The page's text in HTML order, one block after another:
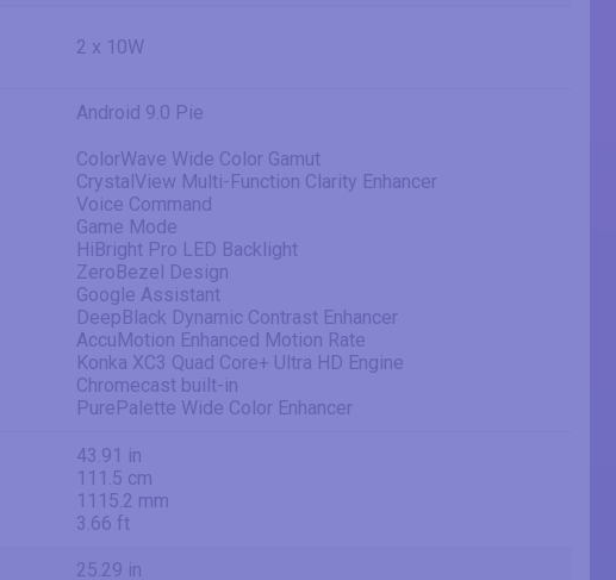
2 x 10W
Android 9.0 Pie
ColorWave Wide Color Gamut
CrystalView Multi-Function Clarity Enhancer
Voice Command
Game Mode
HiBright Pro LED Backlight
ZeroBezel Design
Google Assistant
DeepBlack Dynamic Contrast Enhancer
AccuMotion Enhanced Motion Rate
Konka XC3 Quad Core+ Ultra HD Engine
Chromecast built-in
PurePalette Wide Color Enhancer
43.91 in
111.5 cm
1115.2 mm
3.66 ft
25.29 in